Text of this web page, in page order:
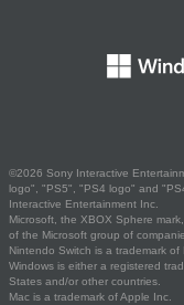
©2026 Sony Interactive
logo", "PS5", "PS4 logo" and
Interactive Entertainment Inc.
Microsoft, the XBOX Sphere
of the Microsoft group of
Nintendo Switch is a trademark of
Windows is either a registered
States and/or other countries.
Mac is a trademark of Apple Inc.